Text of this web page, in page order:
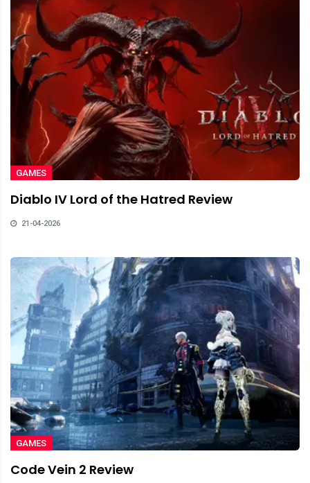
GAMES
Diablo IV Lord of the Hatred Review
21-04-2026
GAMES
Code Vein 2 Review